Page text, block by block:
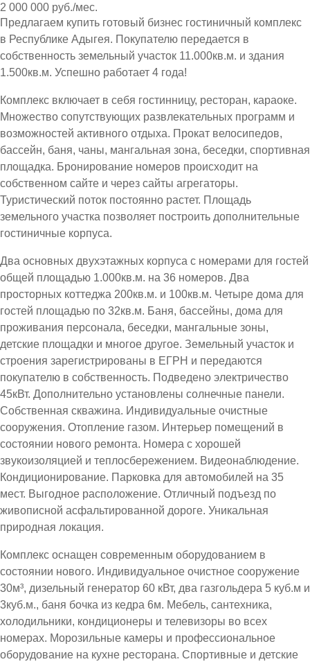
2 000 000 руб./мес.
Предлагаем купить готовый бизнес гостиничный комплекс
в Республике Адыгея. Покупателю передается в
собственность земельный участок 11.000кв.м. и здания
1.500кв.м. Успешно работает 4 года!
Комплекс включает в себя гостинницу, ресторан, караоке.
Множество сопутствующих развлекательных программ и
возможностей активного отдыха. Прокат велосипедов,
бассейн, баня, чаны, мангальная зона, беседки, спортивная
площадка. Бронирование номеров происходит на
собственном сайте и через сайты агрегаторы.
Туристический поток постоянно растет. Площадь
земельного участка позволяет построить дополнительные
гостиничные корпуса.
Два основных двухэтажных корпуса с номерами для гостей
общей площадью 1.000кв.м. на 36 номеров. Два
просторных коттеджа 200кв.м. и 100кв.м. Четыре дома для
гостей площадью по 32кв.м. Баня, бассейны, дома для
проживания персонала, беседки, мангальные зоны,
детские площадки и многое другое. Земельный участок и
строения зарегистрированы в ЕГРН и передаются
покупателю в собственность. Подведено электричество
45кВт. Дополнительно установлены солнечные панели.
Собственная скважина. Индивидуальные очистные
сооружения. Отопление газом. Интерьер помещений в
состоянии нового ремонта. Номера с хорошей
звукоизоляцией и теплосбережением. Видеонаблюдение.
Кондиционирование. Парковка для автомобилей на 35
мест. Выгодное расположение. Отличный подъезд по
живописной асфальтированной дороге. Уникальная
природная локация.
Комплекс оснащен современным оборудованием в
состоянии нового. Индивидуальное очистное сооружение
30м³, дизельный генератор 60 кВт, два газгольдера 5 куб.м и
3куб.м., баня бочка из кедра 6м. Мебель, сантехника,
холодильники, кондиционеры и телевизоры во всех
номерах. Морозильные камеры и профессиональное
оборудование на кухне ресторана. Спортивные и детские